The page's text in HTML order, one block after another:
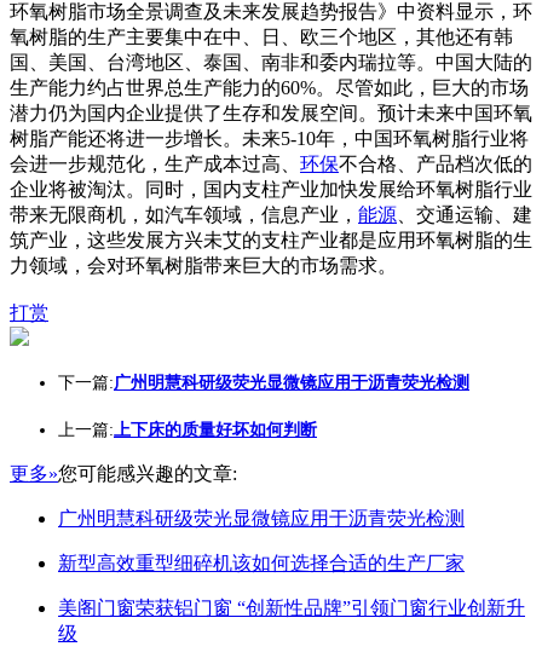
环氧树脂市场全景调查及未来发展趋势报告》中资料显示，环
氧树脂的生产主要集中在中、日、欧三个地区，其他还有韩
国、美国、台湾地区、泰国、南非和委内瑞拉等。中国大陆的
生产能力约占世界总生产能力的60%。尽管如此，巨大的市场
潜力仍为国内企业提供了生存和发展空间。预计未来中国环氧
树脂产能还将进一步增长。未来5-10年，中国环氧树脂行业将
会进一步规范化，生产成本过高、 环保不合格、产品档次低的
企业将被淘汰。同时，国内支柱产业加快发展给环氧树脂行业
带来无限商机，如汽车领域，信息产业， 能源 、交通运输、建
筑产业，这些发展方兴未艾的支柱产业都是应用环氧树脂的生
力领域，会对环氧树脂带来巨大的市场需求。
打赏
下一篇:广州明慧科研级荧光显微镜应用于沥青荧光检测
上一篇:上下床的质量好坏如何判断
更多»您可能感兴趣的文章:
广州明慧科研级荧光显微镜应用于沥青荧光检测
新型高效重型细碎机该如何选择合适的生产厂家
美阁门窗荣获铝门窗 “创新性品牌”引领门窗行业创新升
级